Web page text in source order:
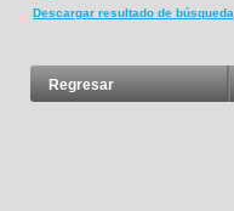
Descargar resultado de búsqueda
Regresar